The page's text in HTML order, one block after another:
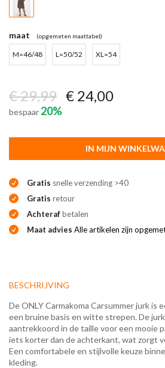
maat (opgemeten maattabel)
M=46/48 L=50/52 XL=54
€ 29,99 € 24,00
bespaar 20%
IN MIJN
Gratis snelle verzending >40
Gratis retour
Achterafbetalen
Maat advies Alle artikelen zijn
BESCHRIJVING
De ONLY Carmakoma Carsummer jurk is
een bruine basis en witte strepen. De
aantrekkoord in de taille voor een mooie
iets korter dan de achterkant, wat zorgt
Een comfortabele en stijlvolle keuze
kleding.